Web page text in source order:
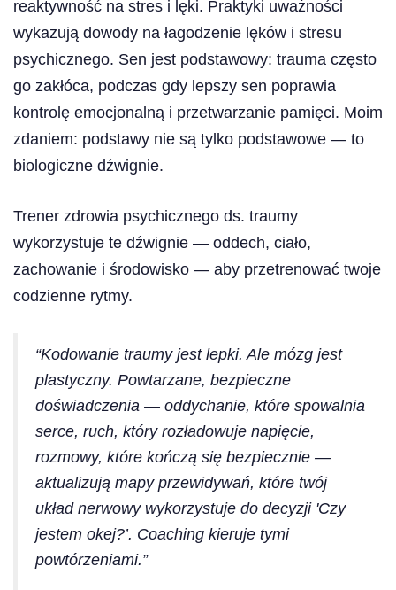
reaktywność na stres i lęki. Praktyki uważności
wykazują dowody na łagodzenie lęków i stresu
psychicznego. Sen jest podstawowy: trauma często
go zakłóca, podczas gdy lepszy sen poprawia
kontrolę emocjonalną i przetwarzanie pamięci. Moim
zdaniem: podstawy nie są tylko podstawowe — to
biologiczne dźwignie.
Trener zdrowia psychicznego ds. traumy
wykorzystuje te dźwignie — oddech, ciało,
zachowanie i środowisko — aby przetrenować twoje
codzienne rytmy.
“Kodowanie traumy jest lepki. Ale mózg jest
plastyczny. Powtarzane, bezpieczne
doświadczenia — oddychanie, które spowalnia
serce, ruch, który rozładowuje napięcie,
rozmowy, które kończą się bezpiecznie —
aktualizują mapy przewidywań, które twój
układ nerwowy wykorzystuje do decyzji 'Czy
jestem okej?’. Coaching kieruje tymi
powtórzeniami.”